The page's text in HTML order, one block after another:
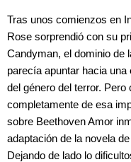
Tras unos comienzos en
Rose sorprendió con su
Candyman, el dominio de
parecía apuntar hacia
del género del terror.
completamente de esa
sobre Beethoven Amor
adaptación de la novela
Dejando de lado lo